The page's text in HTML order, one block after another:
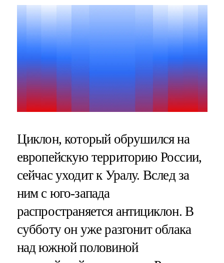
Циклон, который обрушился на
европейскую территорию России,
сейчас уходит к Уралу. Вслед за
ним с юго-запада
распространяется антициклон. В
субботу он уже разгонит облака
над южной половиной